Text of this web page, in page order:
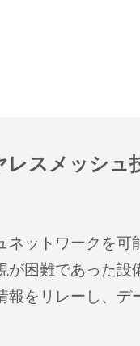
レスメッシュ
ネットワークを
が困難であった
報をリレーし、